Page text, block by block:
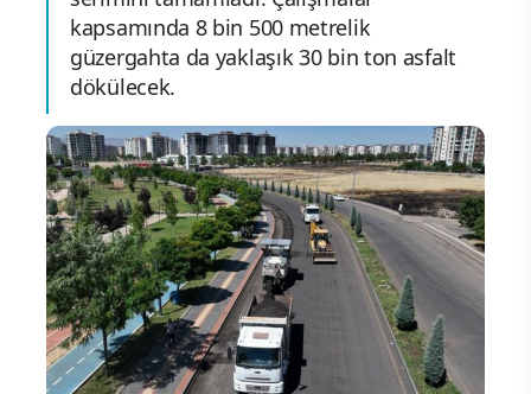
kapsamında 8 bin 500 metrelik
güzergahta da yaklaşık 30 bin ton asfalt
dökülecek.